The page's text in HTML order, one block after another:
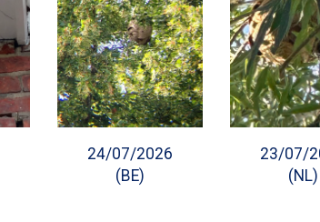
24/07/2026
(BE)
23/07/
(NL)